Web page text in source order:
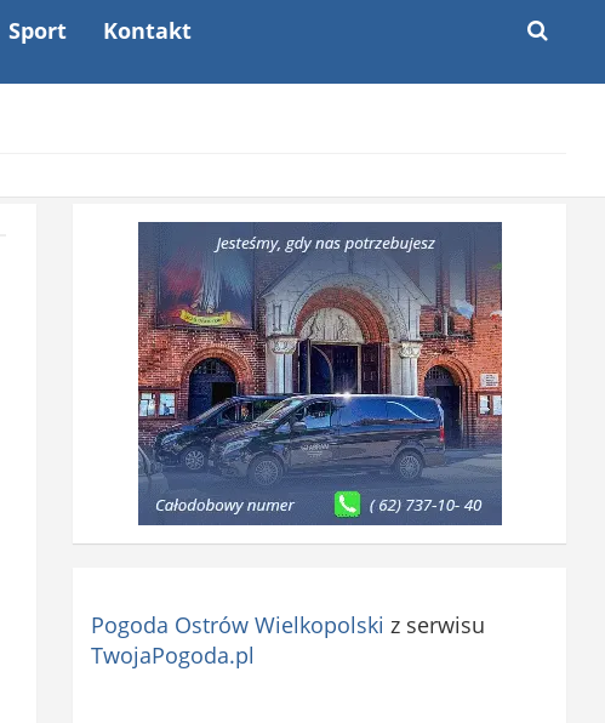
Sport Kontakt
Pogoda Ostrów Wielkopolski z serwisu
TwojaPogoda.pl